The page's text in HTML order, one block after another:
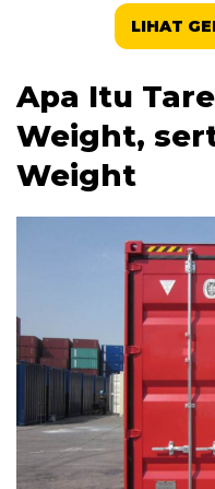
LIHAT
Apa Itu
Weight,
Weight